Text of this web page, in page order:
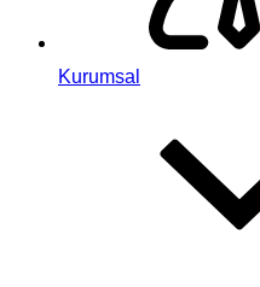
Kurumsal